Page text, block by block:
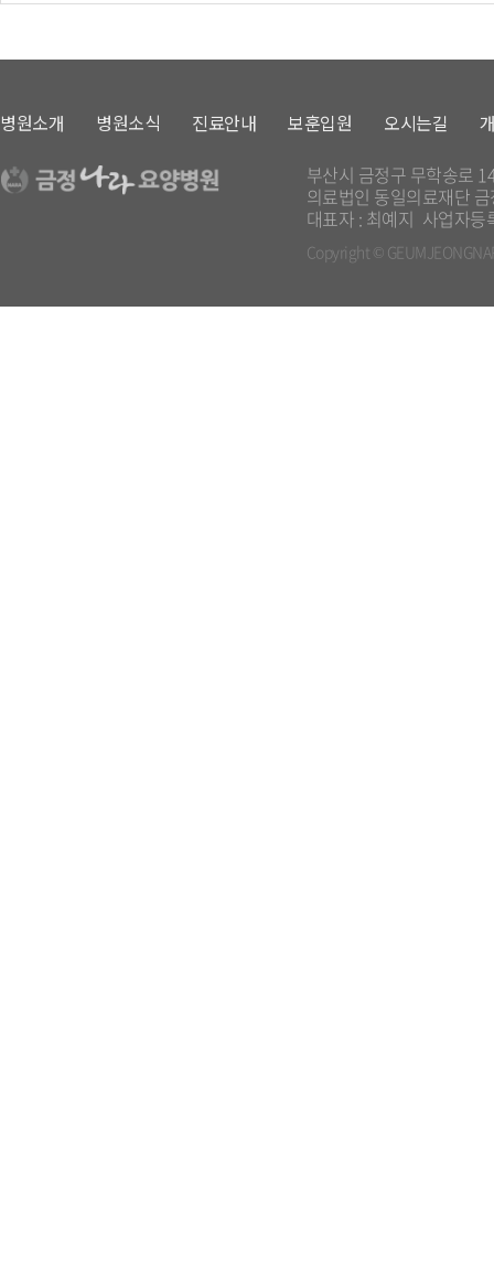
병원소개 병원소식 진료안내 보훈입원 오시는길
부산시 금정구 무학송로
의료법인 동일의료재단
대표자 : 최예지 사업자등
Copyright ©